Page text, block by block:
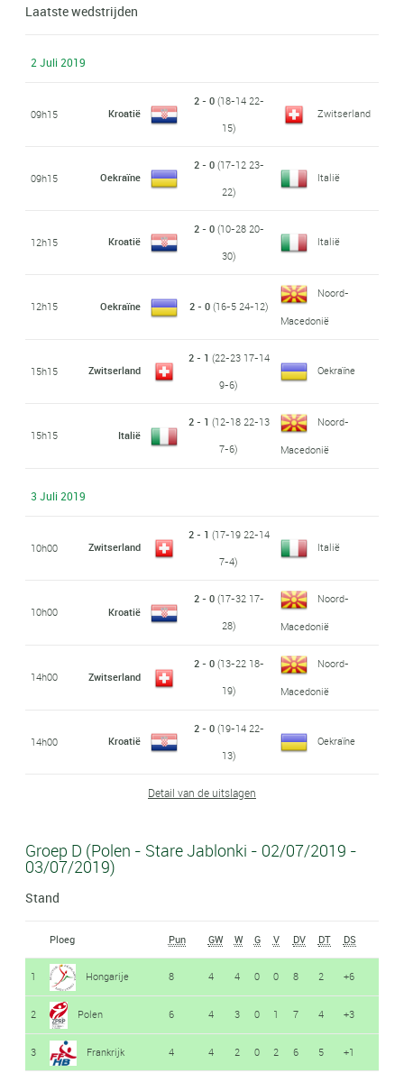
Laatste wedstrijden
2 Juli 2019
09h15 Kroatië
2 - 0(18-14 22-
15)
Zwitserland
09h15 Oekraïne
2 - 0(17-12 23-
22)
Italië
12h15 Kroatië
2 - 0(10-28 20-
30)
Italië
12h15 Oekraïne 2 - 0(16-5 24-12)
Noord-
Macedonië
15h15 Zwitserland
2 - 1 (22-23 17-14
9-6)
Oekraïne
15h15 Italië
2 - 1 (12-18 22-13
7-6)
Noord-
Macedonië
3 Juli 2019
10h00 Zwitserland
2 - 1 (17-19 22-14
7-4)
Italië
10h00 Kroatië
2 - 0(17-32 17-
28)
Noord-
Macedonië
14h00 Zwitserland
2 - 0(13-22 18-
19)
Noord-
Macedonië
14h00 Kroatië
2 - 0(19-14 22-
13)
Oekraïne
Detail van de uitslagen
Groep D (Polen - Stare Jablonki - 02/07/2019 -
03/07/2019)
Stand
Ploeg Pun GW W G V DV DT DS
1 Hongarije 8 4 4 0 0 8 2 +6
2 Polen 6 4 3 0 1 7 4 +3
3 Frankrijk 4 4 2 0 2 6 5 +1